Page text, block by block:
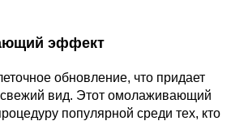
эффект
обновление, что придает
вид. Этот омолаживающий
популярной среди тех, кто